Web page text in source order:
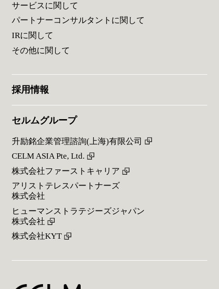
サービスに関して
パートナーコンサルタントに関して
IRに関して
その他に関して
採用情報
セルムグループ
升励銘企業管理諮詢(上海)有限公司
CELM ASIA Pte, Ltd.
株式会社ファーストキャリア
アリストテレスパートナーズ
株式会社
ヒューマンストラテジーズジャパン
株式会社
株式会社KYT